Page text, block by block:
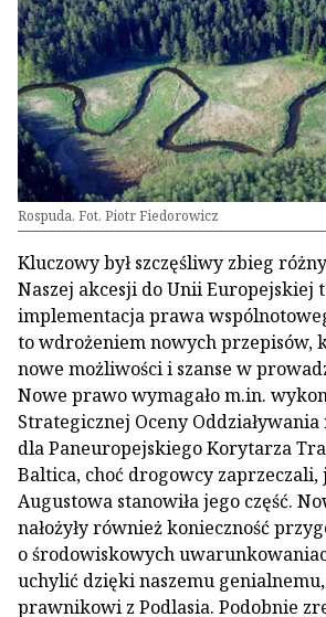
Rospuda. Fot. Piotr Fiedorowicz
Kluczowy był szczęśliwy zbieg
Naszej akcesji do Unii Europejskiej
implementacja prawa
to wdrożeniem nowych przepisów,
nowe możliwości i szanse w
Nowe prawo wymagało m.in.
Strategicznej Oceny
dla Paneuropejskiego Korytarza
Baltica, choć drogowcy
Augustowa stanowiła jego część.
nałożyły również konieczność
o środowiskowych
uchylić dzięki naszemu
prawnikowi z Podlasia. Podobnie